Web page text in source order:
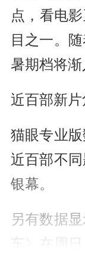
点，看电
目之一。
暑期档将渐
近百部新
猫眼专业
近百部不
银幕。
另有数据
车》在周